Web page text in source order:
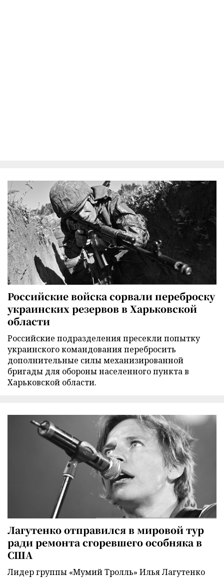
Российские войска сорвали переброску
украинских резервов в Харьковской
области
Российские подразделения пресекли попытку
украинского командования перебросить
дополнительные силы механизированной
бригады для обороны населенного пункта в
Харьковской области.
Лагутенко отправился в мировой тур
ради ремонта сгоревшего особняка в
США
Лидер группы «Мумий Тролль» Илья Лагутенко